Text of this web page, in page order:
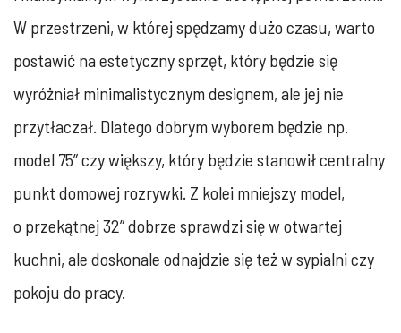
W przestrzeni, w której spędzamy dużo czasu, warto
postawić na estetyczny sprzęt, który będzie się
wyróżniał minimalistycznym designem, ale jej nie
przytłaczał. Dlatego dobrym wyborem będzie np.
model 75” czy większy, który będzie stanowił centralny
punkt domowej rozrywki. Z kolei mniejszy model,
o przekątnej 32” dobrze sprawdzi się w otwartej
kuchni, ale doskonale odnajdzie się też w sypialni czy
pokoju do pracy.